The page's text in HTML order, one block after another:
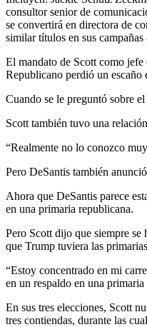
consultor senior de
se convertirá en directora de
similar títulos en sus
El mandato de Scott como
Republicano perdió un escaño
Cuando se le preguntó sobre
Scott también tuvo una
“Realmente no lo conozco
Pero DeSantis también
Ahora que DeSantis parece
en una primaria republicana.
Pero Scott dijo que siempre
que Trump tuviera las
“Estoy concentrado en mi
en un respaldo en una
En sus tres elecciones, Scott
tres contiendas, durante las